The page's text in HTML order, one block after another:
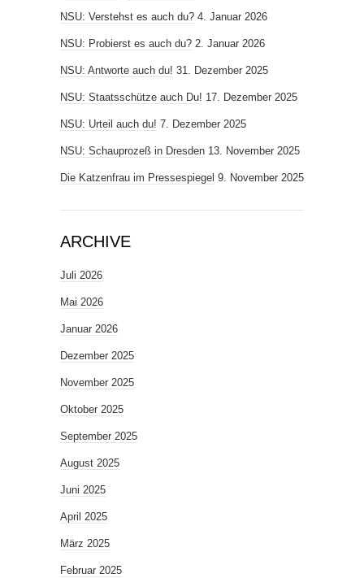
NSU: Verstehst es auch du? 4. Januar 2026
NSU: Probierst es auch du? 2. Januar 2026
NSU: Antworte auch du! 31. Dezember 2025
NSU: Staatsschütze auch Du! 17. Dezember 2025
NSU: Urteil auch du! 7. Dezember 2025
NSU: Schauprozeß in Dresden 13. November 2025
Die Katzenfrau im Pressespiegel 9. November 2025
ARCHIVE
Juli 2026
Mai 2026
Januar 2026
Dezember 2025
November 2025
Oktober 2025
September 2025
August 2025
Juni 2025
April 2025
März 2025
Februar 2025